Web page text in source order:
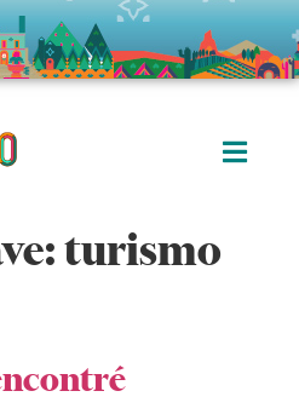
turismo